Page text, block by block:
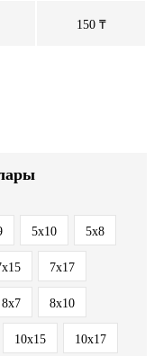
150 ₸
5x10 5x8
7x17
8x7 8х10
10x15 10x17